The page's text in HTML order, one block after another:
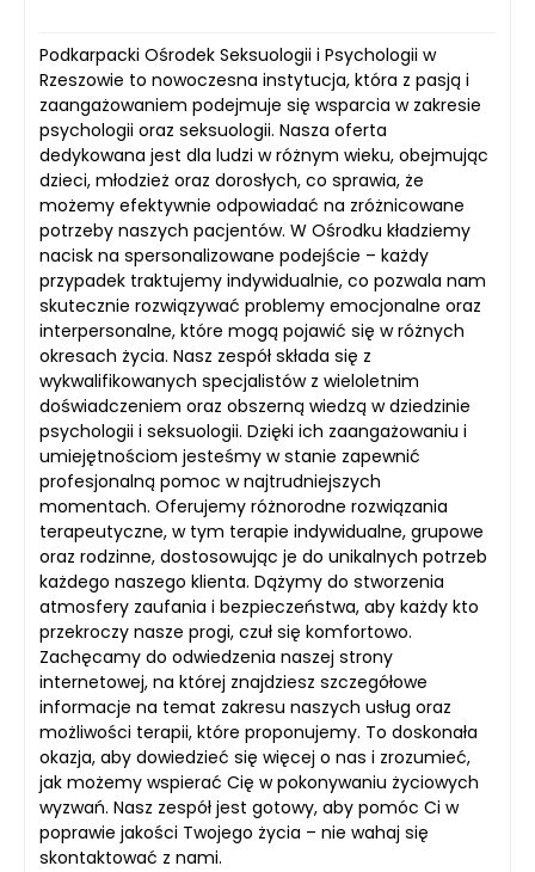
Podkarpacki Ośrodek Seksuologii i Psychologii w
Rzeszowie to nowoczesna instytucja, która z pasją i
zaangażowaniem podejmuje się wsparcia w zakresie
psychologii oraz seksuologii. Nasza oferta
dedykowana jest dla ludzi w różnym wieku, obejmując
dzieci, młodzież oraz dorosłych, co sprawia, że
możemy efektywnie odpowiadać na zróżnicowane
potrzeby naszych pacjentów. W Ośrodku kładziemy
nacisk na spersonalizowane podejście – każdy
przypadek traktujemy indywidualnie, co pozwala nam
skutecznie rozwiązywać problemy emocjonalne oraz
interpersonalne, które mogą pojawić się w różnych
okresach życia. Nasz zespół składa się z
wykwalifikowanych specjalistów z wieloletnim
doświadczeniem oraz obszerną wiedzą w dziedzinie
psychologii i seksuologii. Dzięki ich zaangażowaniu i
umiejętnościom jesteśmy w stanie zapewnić
profesjonalną pomoc w najtrudniejszych
momentach. Oferujemy różnorodne rozwiązania
terapeutyczne, w tym terapie indywidualne, grupowe
oraz rodzinne, dostosowując je do unikalnych potrzeb
każdego naszego klienta. Dążymy do stworzenia
atmosfery zaufania i bezpieczeństwa, aby każdy kto
przekroczy nasze progi, czuł się komfortowo.
Zachęcamy do odwiedzenia naszej strony
internetowej, na której znajdziesz szczegółowe
informacje na temat zakresu naszych usług oraz
możliwości terapii, które proponujemy. To doskonała
okazja, aby dowiedzieć się więcej o nas i zrozumieć,
jak możemy wspierać Cię w pokonywaniu życiowych
wyzwań. Nasz zespół jest gotowy, aby pomóc Ci w
poprawie jakości Twojego życia – nie wahaj się
skontaktować z nami.